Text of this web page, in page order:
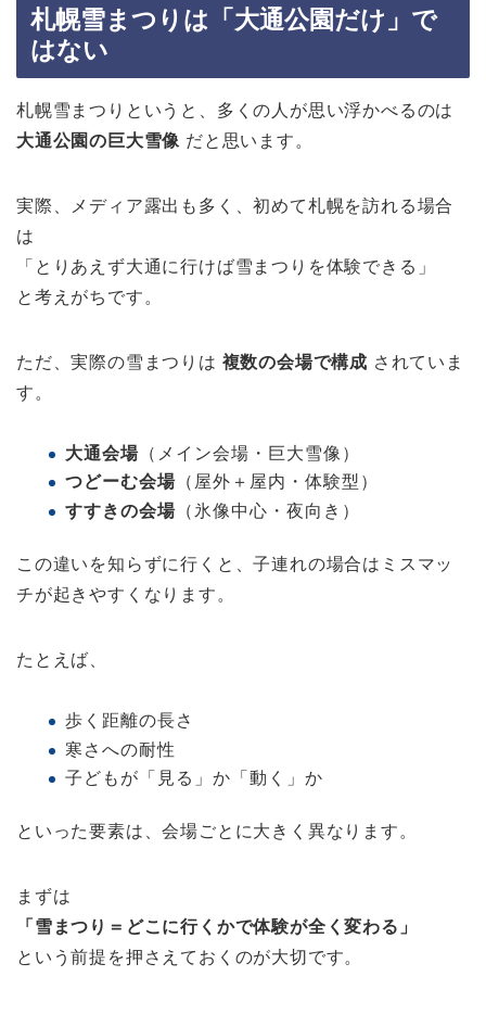
札幌雪まつりは「大通公園だけ」で
はない
札幌雪まつりというと、多くの人が思い浮かべるのは
大通公園の巨大雪像 だと思います。
実際、メディア露出も多く、初めて札幌を訪れる場合
は
「とりあえず大通に行けば雪まつりを体験できる」
と考えがちです。
ただ、実際の雪まつりは 複数の会場で構成 されていま
す。
大通会場 （メイン会場・巨大雪像）
つどーむ会場 （屋外＋屋内・体験型）
すすきの会場 （氷像中心・夜向き）
この違いを知らずに行くと、子連れの場合はミスマッ
チが起きやすくなります。
たとえば、
歩く距離の長さ
寒さへの耐性
子どもが「見る」か「動く」か
といった要素は、会場ごとに大きく異なります。
まずは
「雪まつり＝どこに行くかで体験が全く変わる」
という前提を押さえておくのが大切です。